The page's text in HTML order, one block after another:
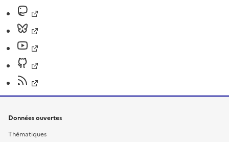
Données ouvertes
Thématiques